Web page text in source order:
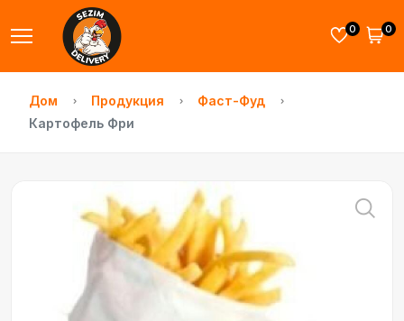
0 0
Дом Продукция
Фаст-Фуд
Картофель Фри